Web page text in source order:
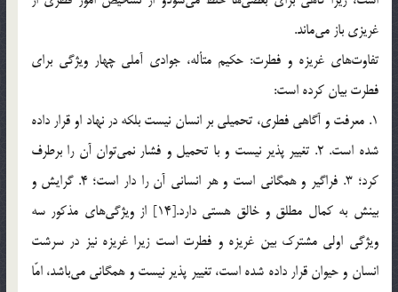
غريزي باز مي‌ماند.
تفاوت‌هاي غريزه و فطرت: حكيم متأله، جوادي آملي چهار ويژگي براي
فطرت بيان كرده است:
1. معرفت و آگاهي فطري، تحميلي بر انسان نيست بلكه در نهاد او قرار داده
شده است. 2. تغيير پذير نيست و با تحميل و فشار نمي‌توان آن را برطرف
كرد؛ 3. فراگير و همگاني است و هر انساني آن را دار است؛ 4. گرايش و
بينش به كمال مطلق و خالق هستي دارد.[14] از ويژگي‌هاي مذكور سه
ويژگي اولي مشترك بين غريزه و فطرت است زيرا غريزه نيز در سرشت
انسان و حيوان قرار داده شده است، تغيير پذير نيست و همگاني مي‌باشد، امّا